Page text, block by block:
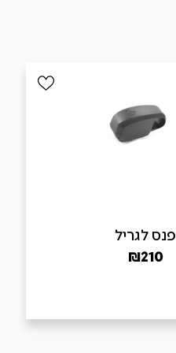
פנס לגריל
₪210